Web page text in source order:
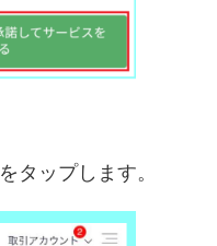
をタップします。